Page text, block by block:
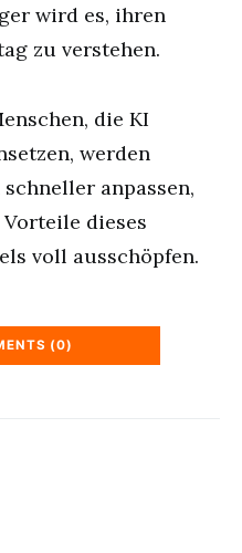
wird es, ihren
zu verstehen.
die KI
werden
anpassen,
dieses
voll ausschöpfen.
(0)